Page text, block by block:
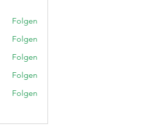
Folgen
Folgen
Folgen
Folgen
Folgen